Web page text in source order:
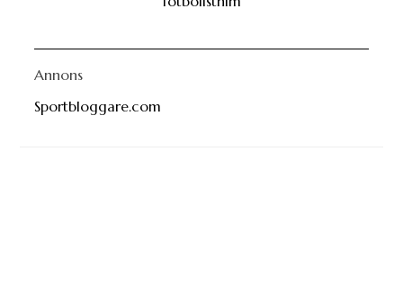
Annons
Sportbloggare.com